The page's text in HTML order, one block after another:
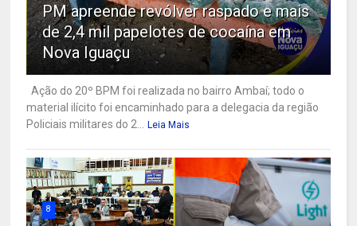
PM apreende revólver raspado e mais
de 2,4 mil papelotes de cocaína em
Nova Iguaçu
Ação do 20º BPM foi realizada no bairro Ambaí; todo o
material ilícito foi encaminhado para a delegacia da região
Policiais militares do 2...
Leia Mais
8